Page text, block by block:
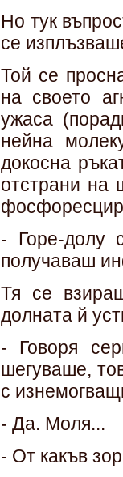
Но тук
се
Той се
на своето
ужаса
нейна
докосна
отстрани на
- Горе-долу
получаваш
Тя се
долната й
- Говоря
шегуваше,
с
- Да. Моля...
- От какъв